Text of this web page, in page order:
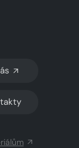
TMAVÝ REŽIM